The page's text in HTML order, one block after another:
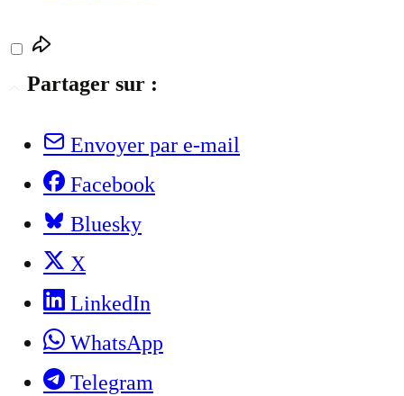
Partager sur :
Envoyer par e-mail
Facebook
Bluesky
X
LinkedIn
WhatsApp
Telegram